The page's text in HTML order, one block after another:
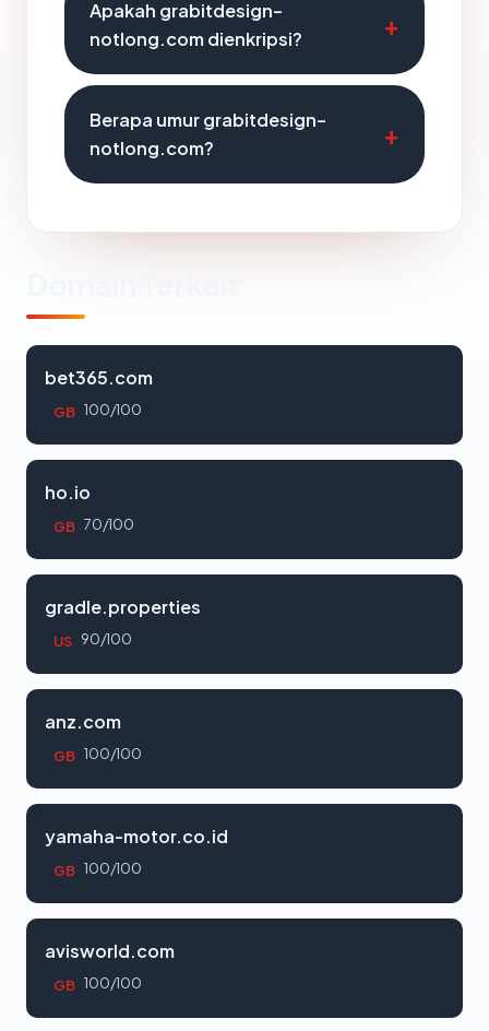
Apakah grabitdesign-
notlong.com dienkripsi?
Berapa umur grabitdesign-
notlong.com?
bet365.com
GB 100/100
ho.io
GB 70/100
gradle.properties
US 90/100
anz.com
GB 100/100
yamaha-motor.co.id
GB 100/100
avisworld.com
GB 100/100